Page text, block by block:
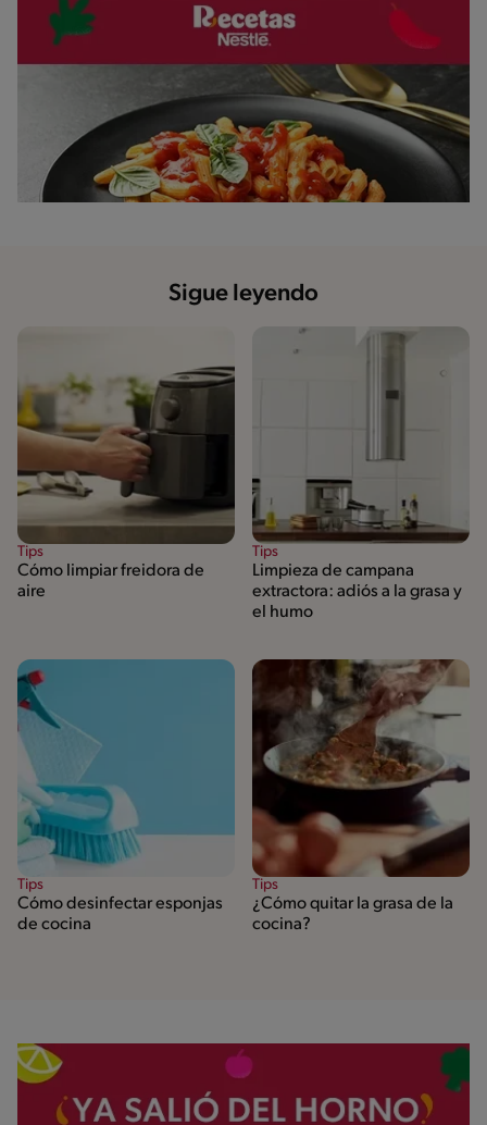
Sigue leyendo
Tips
Cómo limpiar freidora de
aire
Tips
Limpieza de campana
extractora: adiós a la grasa y
el humo
Tips
Cómo desinfectar esponjas
de cocina
Tips
¿Cómo quitar la grasa de la
cocina?